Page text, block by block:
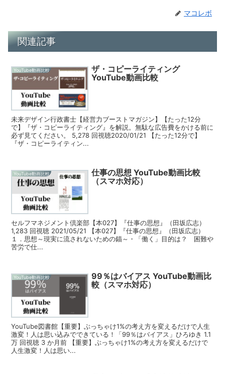
マコレボ
関連記事
YouTube動画比較
ザ・コピーライティング
YouTube動画比較
未来デザイン行政書士【経営力ブーストマガジン】【たった12分
で】『ザ・コピーライティング』を解説。無駄な広告費をかける前に
必ず見てください。 5,278 回視聴2020/01/21 【たった12分で】
『ザ・コピーライティン...
YouTube動画比較
仕事の思想 YouTube動画比較
（スマホ対応）
セルフマネジメント倶楽部【本027】『仕事の思想』（田坂広志）
1,283 回視聴 2021/05/21 【本027】『仕事の思想』（田坂広志）
１．思想～現実に流されないための錨～・「働く」目的は？ 困難や
苦労で仕...
YouTube動画比較
99％はバイアス YouTube動画比
較（スマホ対応）
YouTube図書館【重要】ぶっちゃけ1%の考え方を変えるだけで人生
激変！人は思い込みでできている！「99％はバイアス」ひろゆき 1.1
万 回視聴 3 か月前 【重要】ぶっちゃけ1%の考え方を変えるだけで
人生激変！人は思い...